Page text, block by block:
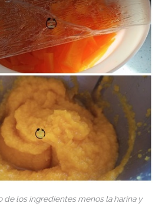
de los ingredientes menos la harina y